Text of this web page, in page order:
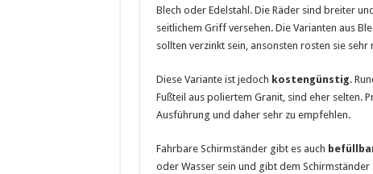
Blech oder Edelstahl. Die Räder sind breiter
seitlichem Griff versehen. Die Varianten aus
sollten verzinkt sein, ansonsten rosten sie sehr
Diese Variante ist jedoch kostengünstig.
Fußteil aus poliertem Granit, sind eher selten.
Ausführung und daher sehr zu empfehlen.
Fahrbare Schirmständer gibt es auch
oder Wasser sein und gibt dem